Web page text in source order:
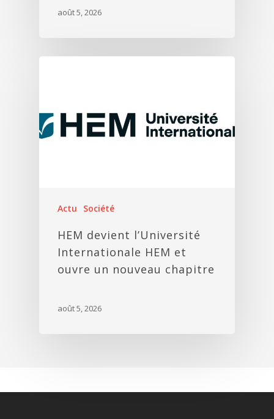
août 5, 2026
Actu Société
HEM devient l’Université
Internationale HEM et
ouvre un nouveau chapitre
août 5, 2026